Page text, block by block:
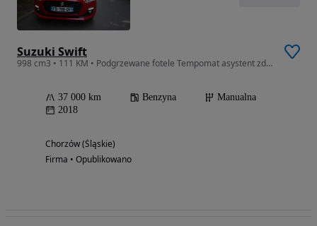
Suzuki Swift
998 cm3 • 111 KM • Podgrzewane fotele Tempomat asystent zderzeniowy
37 000 km Benzyna
Manualna
2018
Chorzów (Śląskie)
Firma • Opublikowano